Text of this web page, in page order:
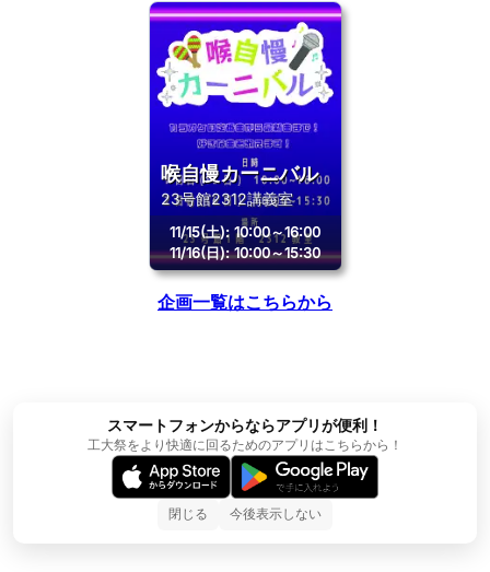
喉自慢カーニバル
23号館2312講義室
11/15(土): 10:00～16:00
11/16(日):10:00～15:30
企画一覧はこちらから
スマートフォンからならアプリが便利！
工大祭をより快適に回るためのアプリはこちらから！
閉じる 今後表示しない